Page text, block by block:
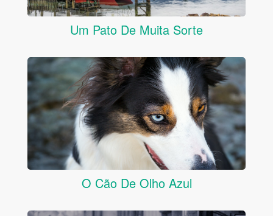
Um Pato De Muita Sorte
O Cão De Olho Azul